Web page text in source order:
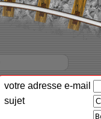
votre adresse e-mail
sujet